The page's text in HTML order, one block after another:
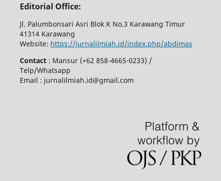
Editorial Office:
Jl. Palumbonsari Asri Blok K No.3 Karawang Timur
41314 Karawang
Website: https://jurnalilmiah.id/index.php/abdimas
Contact: Mansur (+62 858-4665-0233) /
Telp/Whatsapp
Email : jurnalilmiah.id@gmail.com